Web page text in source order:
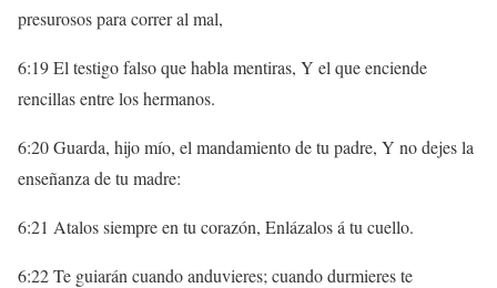
presurosos para correr al mal,
6:19 El testigo falso que habla mentiras, Y el que enciende
rencillas entre los hermanos.
6:20 Guarda, hijo mío, el mandamiento de tu padre, Y no dejes la
enseñanza de tu madre:
6:21 Atalos siempre en tu corazón, Enlázalos á tu cuello.
6:22 Te guiarán cuando anduvieres; cuando durmieres te